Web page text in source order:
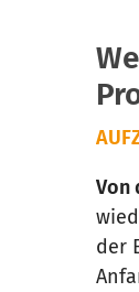
Von
der